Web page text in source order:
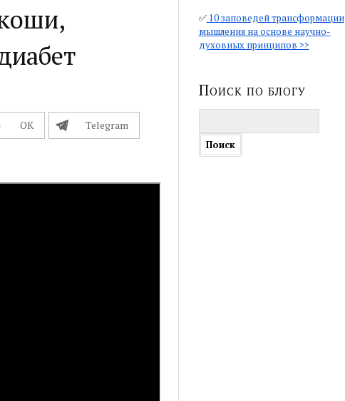
OК Telegram
✅10 заповедей трансформации
мышления на основе научно-
духовных принципов >>
Поиск по блогу